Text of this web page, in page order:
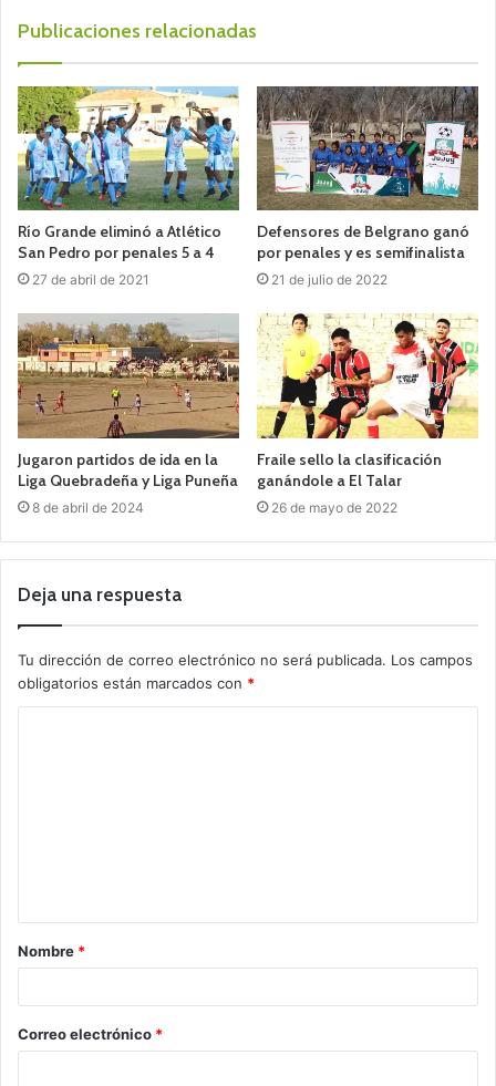
Publicaciones relacionadas
Río Grande eliminó a Atlético
San Pedro por penales 5 a 4
27 de abril de 2021
Defensores de Belgrano ganó
por penales y es semifinalista
21 de julio de 2022
Jugaron partidos de ida en la
Liga Quebradeña y Liga Puneña
8 de abril de 2024
Fraile sello la clasificación
ganándole a El Talar
26 de mayo de 2022
Deja una respuesta
Tu dirección de correo electrónico no será publicada. Los campos
obligatorios están marcados con *
Nombre *
Correo electrónico *